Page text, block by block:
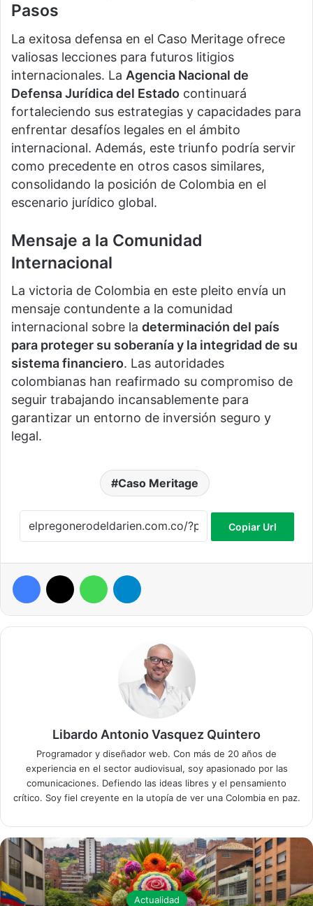
Pasos
La exitosa defensa en el Caso Meritage ofrece
valiosas lecciones para futuros litigios
internacionales. La Agencia Nacional de
Defensa Jurídica del Estado continuará
fortaleciendo sus estrategias y capacidades para
enfrentar desafíos legales en el ámbito
internacional. Además, este triunfo podría servir
como precedente en otros casos similares,
consolidando la posición de Colombia en el
escenario jurídico global.
Mensaje a la Comunidad
Internacional
La victoria de Colombia en este pleito envía un
mensaje contundente a la comunidad
internacional sobre la determinación del país
para proteger su soberanía y la integridad de su
sistema financiero. Las autoridades
colombianas han reafirmado su compromiso de
seguir trabajando incansablemente para
garantizar un entorno de inversión seguro y
legal.
Caso Meritage
Copiar Url
Facebook WhatsApp
Libardo Antonio Vasquez Quintero
Programador y diseñador web. Con más de 20 años de
experiencia en el sector audiovisual, soy apasionado por las
comunicaciones. Defiendo las ideas libres y el pensamiento
crítico. Soy fiel creyente en la utopía de ver una Colombia en paz.
Actualidad